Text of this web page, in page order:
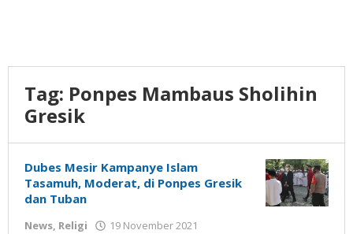
Tag: Ponpes Mambaus Sholihin
Gresik
Dubes Mesir Kampanye Islam
Tasamuh, Moderat, di Ponpes Gresik
dan Tuban
News, Religi 19 November 2021